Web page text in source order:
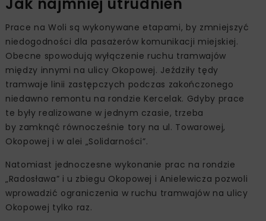
Jak najmniej utrudnień
Prace na Woli są wykonywane etapami, by zmniejszyć
niedogodności dla pasażerów komunikacji miejskiej.
Obecne spowodują wyłączenie ruchu tramwajów
między innymi na ulicy Okopowej. Jeździły tędy
tramwaje linii zastępczych podczas zakończonego
niedawno remontu na rondzie Kercelak. Gdyby prace
te były realizowane w jednym czasie, trzeba
by zamknąć równocześnie tory na ul. Towarowej,
Okopowej i w alei „Solidarności”.
Natomiast jednoczesne wykonanie prac na rondzie
„Radosława” i u zbiegu Okopowej i Anielewicza pozwoli
wprowadzić ograniczenia w ruchu tramwajów na ulicy
Okopowej tylko raz.